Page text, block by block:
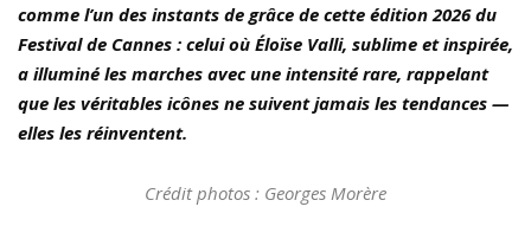
comme l’un des instants de grâce de cette édition 2026 du
Festival de Cannes : celui où Éloïse Valli, sublime et inspirée,
a illuminé les marches avec une intensité rare, rappelant
que les véritables icônes ne suivent jamais les tendances —
elles les réinventent.
Crédit photos : Georges Morère